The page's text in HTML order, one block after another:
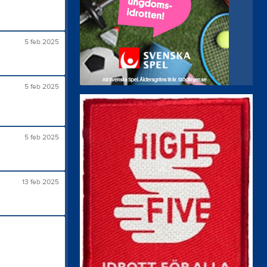
5 feb 2025
5 feb 2025
5 feb 2025
13 feb 2025